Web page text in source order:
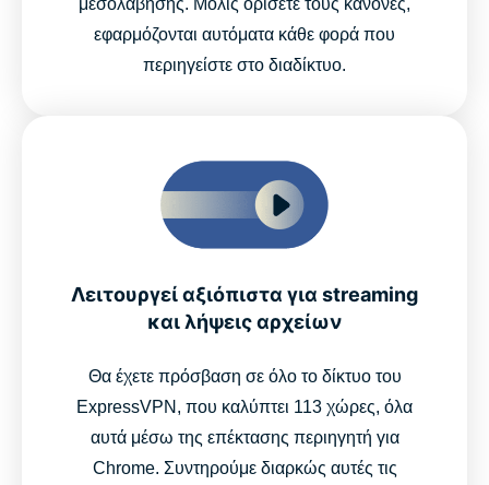
μεσολάβησης. Μόλις ορίσετε τους κανόνες,
εφαρμόζονται αυτόματα κάθε φορά που
περιηγείστε στο διαδίκτυο.
Λειτουργεί αξιόπιστα για streaming
και λήψεις αρχείων
Θα έχετε πρόσβαση σε όλο το δίκτυο του
ExpressVPN, που καλύπτει 113 χώρες, όλα
αυτά μέσω της επέκτασης περιηγητή για
Chrome. Συντηρούμε διαρκώς αυτές τις